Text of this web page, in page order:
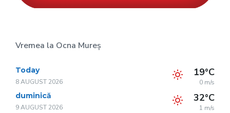
Vremea la Ocna Mureș
Today
8 AUGUST 2026
19°C
0 m/s
duminică
9 AUGUST 2026
32°C
1 m/s